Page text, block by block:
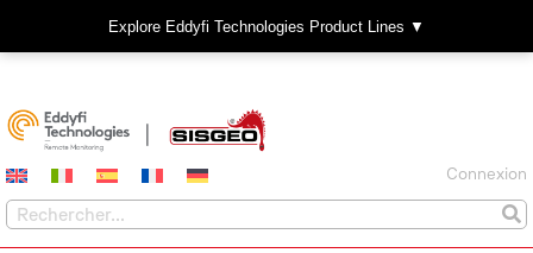
Explore Eddyfi Technologies Product Lines ▼
Connexion